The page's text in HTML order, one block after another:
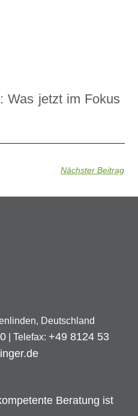
Was jetzt im Fokus
Nächster Beitrag
Deutschland
| Telefax: +49 8124 53
Beratung ist